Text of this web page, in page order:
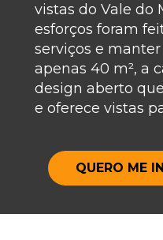
vistas do Vale do
esforços foram
serviços e
apenas 40 m², a
design aberto
e oferece vistas
QUERO ME